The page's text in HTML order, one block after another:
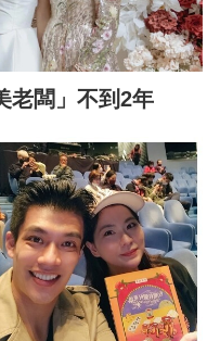
老闆」不到2年